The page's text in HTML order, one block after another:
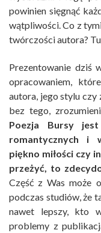
powinien sięgnąć
wątpliwości. Co z
twórczości autora?
Prezentowanie dziś
opracowaniem,
autora, jego stylu czy
bez tego,
Poezja Bursy
romantycznych i
piękno miłości czy
przeżyć, to
Część z Was może
podczas studiów, że
nawet lepszy, kto
problemy z